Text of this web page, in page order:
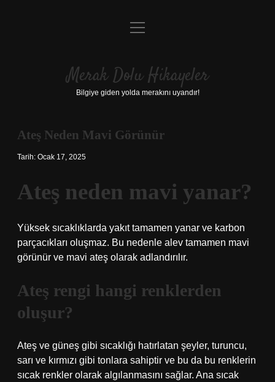
Anasayfa
Yasal Uyarı
menüyü
Merak Dolu Hikayeler
Bilgiye giden yolda merakını uyandır!
Ateş Neden Mavi Görünür
Tarih: Ocak 17, 2025
Ateş neden mavi yanar?
Yüksek sıcaklıklarda yakıt tamamen yanar ve karbon
parçacıkları oluşmaz. Bu nedenle alev tamamen mavi
görünür ve mavi ateş olarak adlandırılır.
Ateş rengi hangi renklerden
oluşur?
Ateş ve güneş gibi sıcaklığı hatırlatan şeyler, turuncu,
sarı ve kırmızı gibi tonlara sahiptir ve bu da bu renklerin
sıcak renkler olarak algılanmasını sağlar. Ana sıcak